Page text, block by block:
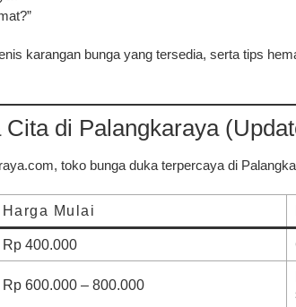
karangan bunga yang tersedia, serta tips
di Palangkaraya
, toko bunga duka terpercaya di
Harga Mulai
Rp 400.000
Rp 600.000 – 800.000